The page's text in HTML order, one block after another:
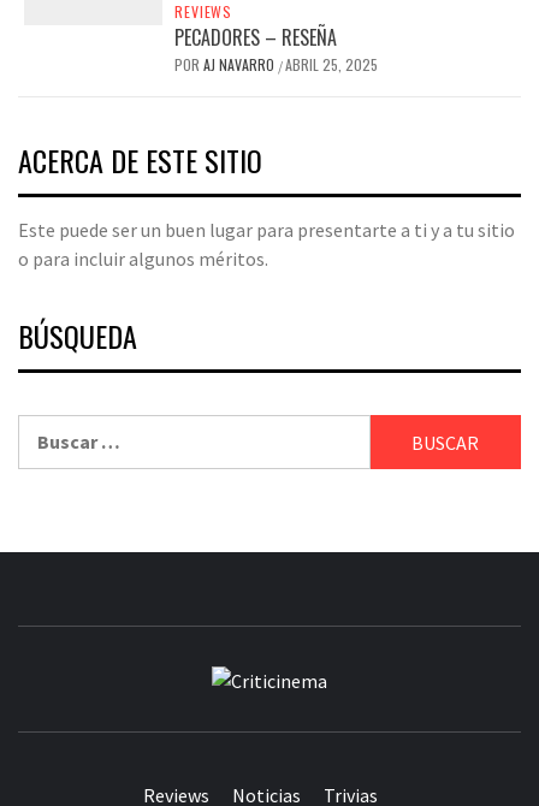
REVIEWS
PECADORES – RESEÑA
POR AJ NAVARRO /ABRIL 25, 2025
ACERCA DE ESTE SITIO
Este puede ser un buen lugar para presentarte a ti y a tu sitio
o para incluir algunos méritos.
BÚSQUEDA
Reviews Noticias Trivias